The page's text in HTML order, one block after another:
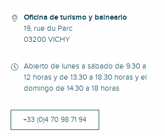
Oficina de turismo y balneario
19, rue du Parc
03200 VICHY
Abierto de lunes a sábado de 9.30 a
12 horas y de 13.30 a 18.30 horas y el
domingo de 14.30 a 18 horas
+33 (0)4 70 98 71 94